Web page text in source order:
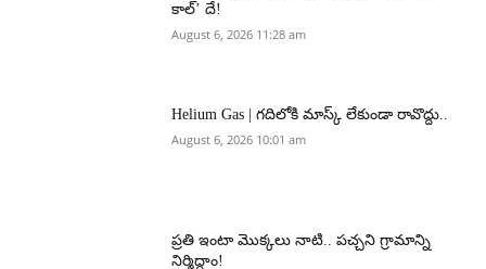
కాల్’ దే!
August 6, 2026 11:28 am
Helium Gas | గదిలోకి మాస్క్ లేకుండా రావొద్దు..
August 6, 2026 10:01 am
ప్రతి ఇంటా మొక్కలు నాటి.. పచ్చని గ్రామాన్ని
నిర్మిద్దాం!